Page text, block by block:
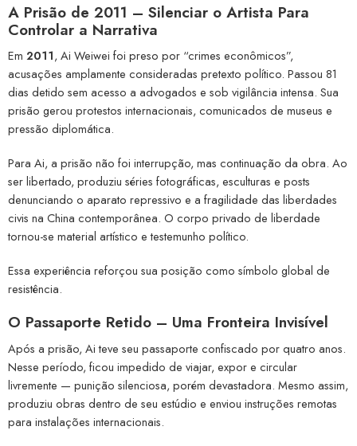
A Prisão de 2011 – Silenciar o Artista Para
Controlar a Narrativa
Em 2011, Ai Weiwei foi preso por “crimes econômicos”,
acusações amplamente consideradas pretexto político. Passou 81
dias detido sem acesso a advogados e sob vigilância intensa. Sua
prisão gerou protestos internacionais, comunicados de museus e
pressão diplomática.
Para Ai, a prisão não foi interrupção, mas continuação da obra. Ao
ser libertado, produziu séries fotográficas, esculturas e posts
denunciando o aparato repressivo e a fragilidade das liberdades
civis na China contemporânea. O corpo privado de liberdade
tornou-se material artístico e testemunho político.
Essa experiência reforçou sua posição como símbolo global de
resistência.
O Passaporte Retido – Uma Fronteira Invisível
Após a prisão, Ai teve seu passaporte confiscado por quatro anos.
Nesse período, ficou impedido de viajar, expor e circular
livremente — punição silenciosa, porém devastadora. Mesmo assim,
produziu obras dentro de seu estúdio e enviou instruções remotas
para instalações internacionais.